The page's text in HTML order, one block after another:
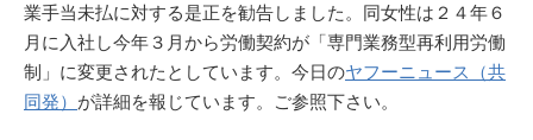
業手当未払に対する是正を勧告しました。同女性は２４年６
月に入社し今年３月から労働契約が「専門業務型再利用労働
制」に変更されたとしています。今日のヤフーニュース（共
同発） が詳細を報じています。ご参照下さい。